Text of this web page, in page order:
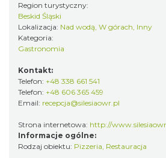
Region turystyczny:
Beskid Śląski
Lokalizacja: Nad wodą, W górach, Inny
Kategoria:
Gastronomia
Kontakt:
Telefon: +48 338 661 541
Telefon: +48 606 365 459
Email: recepcja@silesiaowr.pl
Strona internetowa: http://
Informacje ogólne:
Rodzaj obiektu: Pizzeria, Restauracja